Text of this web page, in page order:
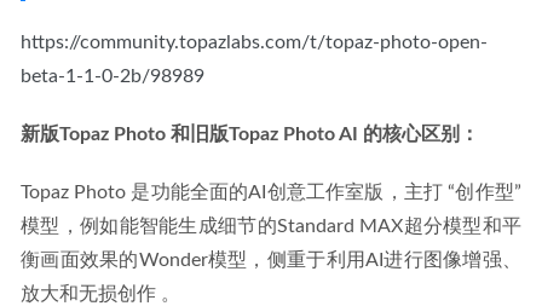
https://community.topazlabs.com/t/topaz-photo-open-
beta-1-1-0-2b/98989
新版Topaz Photo 和旧版Topaz Photo AI 的核心区别：
Topaz Photo 是功能全面的AI创意工作室版，主打 “创作型”
模型，例如能智能生成细节的Standard MAX超分模型和平
衡画面效果的Wonder模型，侧重于利用AI进行图像增强、
放大和无损创作 。